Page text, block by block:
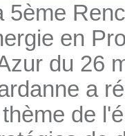
5ème
en
du 26
a
thème de